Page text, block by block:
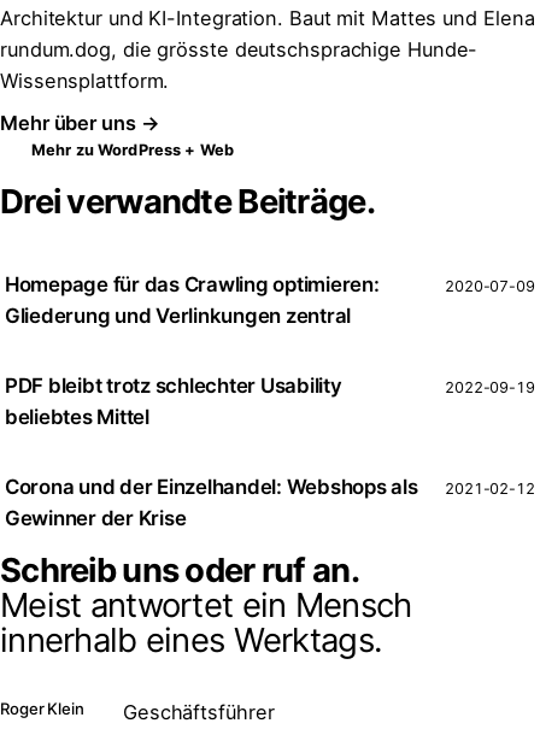
Architektur und KI-Integration. Baut mit Mattes und Elena
rundum.dog, die grösste deutschsprachige Hunde-
Wissensplattform.
Mehr über uns →
Mehr zu WordPress + Web
Drei verwandte Beiträge.
Homepage für das Crawling optimieren:
Gliederung und Verlinkungen zentral
2020-07-09
PDF bleibt trotz schlechter Usability
beliebtes Mittel
2022-09-19
Corona und der Einzelhandel: Webshops als
Gewinner der Krise
2021-02-12
Schreib uns oder ruf an.
Meist antwortet ein Mensch
innerhalb eines Werktags.
Roger Klein Geschäftsführer